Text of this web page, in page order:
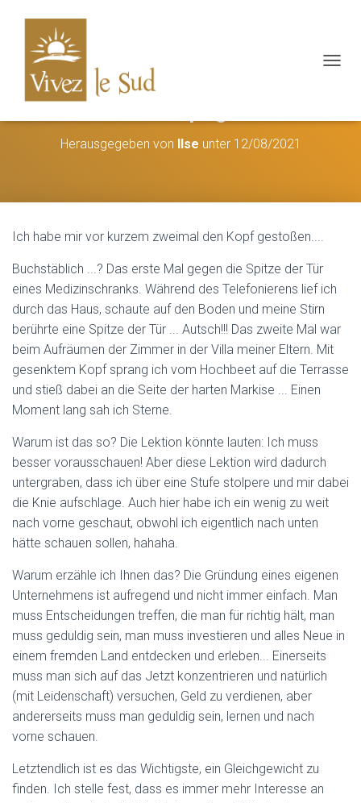
I
R
Herausgegeben von Ilse unter 12/08/2021
Ich habe mir vor kurzem zweimal den Kopf gestoßen....
Buchstäblich ...? Das erste Mal gegen die Spitze der Tür
eines Medizinschranks. Während des Telefonierens lief ich
durch das Haus, schaute auf den Boden und meine Stirn
berührte eine Spitze der Tür ... Autsch!!! Das zweite Mal war
beim Aufräumen der Zimmer in der Villa meiner Eltern. Mit
gesenktem Kopf sprang ich vom Hochbeet auf die Terrasse
und stieß dabei an die Seite der harten Markise ... Einen
Moment lang sah ich Sterne.
Warum ist das so? Die Lektion könnte lauten: Ich muss
besser vorausschauen! Aber diese Lektion wird dadurch
untergraben, dass ich über eine Stufe stolpere und mir dabei
die Knie aufschlage. Auch hier habe ich ein wenig zu weit
nach vorne geschaut, obwohl ich eigentlich nach unten
hätte schauen sollen, hahaha.
Warum erzähle ich Ihnen das? Die Gründung eines eigenen
Unternehmens ist aufregend und nicht immer einfach. Man
muss Entscheidungen treffen, die man für richtig hält, man
muss geduldig sein, man muss investieren und alles Neue in
einem fremden Land entdecken und erleben... Einerseits
muss man sich auf das Jetzt konzentrieren und natürlich
(mit Leidenschaft) versuchen, Geld zu verdienen, aber
andererseits muss man geduldig sein, lernen und nach
vorne schauen.
Letztendlich ist es das Wichtigste, ein Gleichgewicht zu
finden. Ich stelle fest, dass es immer mehr Interesse an